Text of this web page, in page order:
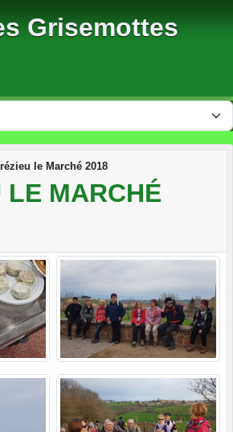
Grisemottes
le Marché 2018
LE MARCHÉ
cookies